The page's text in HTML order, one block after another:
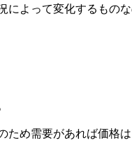
よって変化するものな
め需要があれば価格は